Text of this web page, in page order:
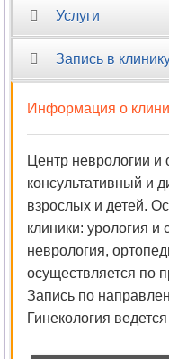
Услуги
Запись в
Информация о
Центр неврологии и
консультативный и
взрослых и детей.
клиники: урология и
неврология,
осуществляется по
Запись по
Гинекология